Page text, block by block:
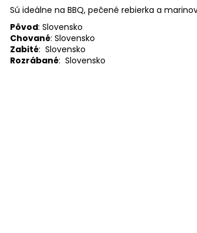
Sú ideálne na BBQ, pečené rebierka a
Pôvod: Slovensko
Chované: Slovensko
Zabité: Slovensko
Rozrábané: Slovensko